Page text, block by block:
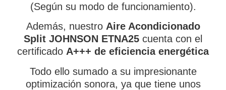
(Según su modo de funcionamiento).
Además, nuestro Aire Acondicionado
Split JOHNSON ETNA25 cuenta con el
certificado A+++ de eficiencia energética
Todo ello sumado a su impresionante
optimización sonora, ya que tiene unos